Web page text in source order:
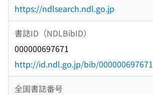
https://ndlsearch.ndl.go.jp
書誌ID（NDLBibID）
000000697671
http://id.ndl.go.jp/bib/000000697671
全国書誌番号